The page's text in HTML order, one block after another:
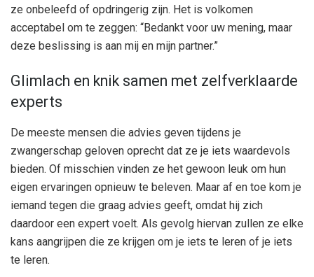
ze onbeleefd of opdringerig zijn. Het is volkomen
acceptabel om te zeggen: “Bedankt voor uw mening, maar
deze beslissing is aan mij en mijn partner.”
Glimlach en knik samen met zelfverklaarde
experts
De meeste mensen die advies geven tijdens je
zwangerschap geloven oprecht dat ze je iets waardevols
bieden. Of misschien vinden ze het gewoon leuk om hun
eigen ervaringen opnieuw te beleven. Maar af en toe kom je
iemand tegen die graag advies geeft, omdat hij zich
daardoor een expert voelt. Als gevolg hiervan zullen ze elke
kans aangrijpen die ze krijgen om je iets te leren of je iets
te leren.